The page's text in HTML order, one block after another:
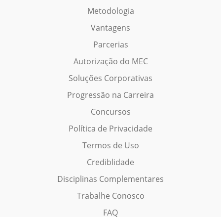
Metodologia
Vantagens
Parcerias
Autorização do MEC
Soluções Corporativas
Progressão na Carreira
Concursos
Política de Privacidade
Termos de Uso
Crediblidade
Disciplinas Complementares
Trabalhe Conosco
FAQ